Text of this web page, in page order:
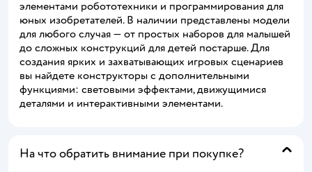
элементами робототехники и программирования для
юных изобретателей. В наличии представлены модели
для любого случая — от простых наборов для малышей
до сложных конструкций для детей постарше. Для
создания ярких и захватывающих игровых сценариев
вы найдете конструкторы с дополнительными
функциями: световыми эффектами, движущимися
деталями и интерактивными элементами.
На что обратить внимание при покупке?